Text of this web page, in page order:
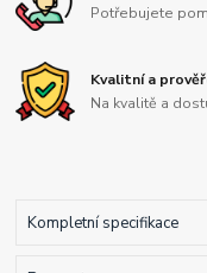
Potřebujete
Kvalitní a
Na kvalitě a
Kompletní specifikace